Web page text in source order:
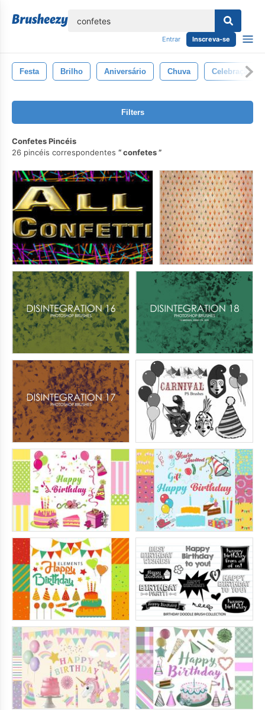
Entrar Inscreva-se
Festa Brilho Aniversário Chuva Celebração
Filters
Confetes Pincéis
26 pincéis correspondentes
confetes